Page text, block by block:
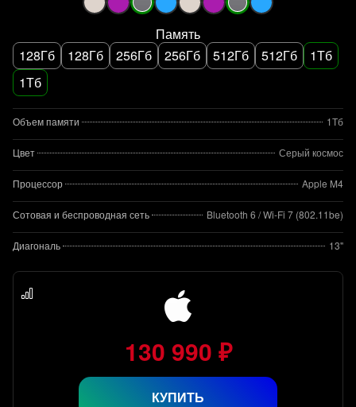
Память
128Гб
128Гб 256Гб 256Гб 512Гб 512Гб
1Тб
1Тб
Объем памяти 1Тб
Цвет Серый космос
Процессор Apple M4
Сотовая и беспроводная сеть Bluetooth 6 / Wi‑Fi 7 (802.11be)
Диагональ 13"
130 990 ₽
КУПИТЬ